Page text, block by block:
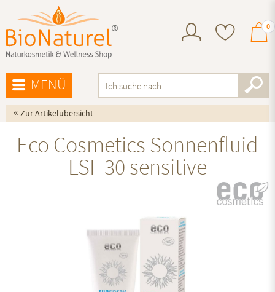
0
MENÜ
« Zur Artikelübersicht
Eco Cosmetics Sonnenfluid
LSF 30 sensitive